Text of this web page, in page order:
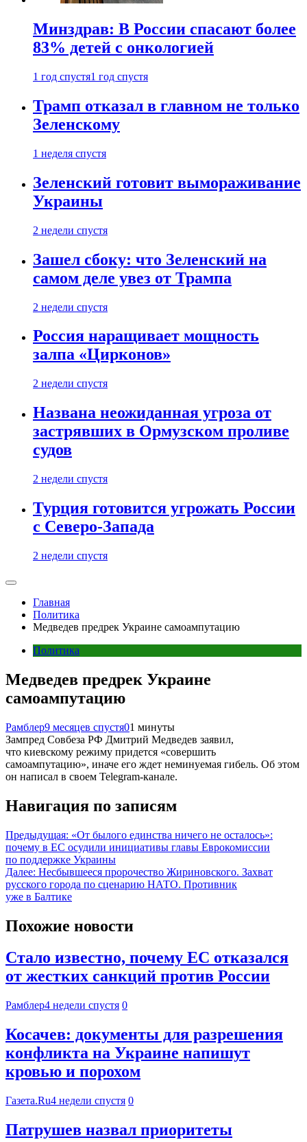
Минздрав: В России спасают более
83% детей с онкологией
1 год спустя1 год спустя
Трамп отказал в главном не только
Зеленскому
1 неделя спустя
Зеленский готовит вымораживание
Украины
2 недели спустя
Зашел сбоку: что Зеленский на
самом деле увез от Трампа
2 недели спустя
Россия наращивает мощность
залпа «Цирконов»
2 недели спустя
Названа неожиданная угроза от
застрявших в Ормузском проливе
судов
2 недели спустя
Турция готовится угрожать России
с Северо-Запада
2 недели спустя
Главная
Политика
Медведев предрек Украине самоампутацию
Политика
Медведев предрек Украине
самоампутацию
Рамблер9 месяцев спустя01 минуты
Зампред Совбеза РФ Дмитрий Медведев заявил,
что киевскому режиму придется «совершить
самоампутацию», иначе его ждет неминуемая гибель. Об этом
он написал в своем Telegram-канале.
Навигация по записям
Предыдущая: «От былого единства ничего не осталось»:
почему в ЕС осудили инициативы главы Еврокомиссии
по поддержке Украины
Далее: Несбывшееся пророчество Жириновского. Захват
русского города по сценарию НАТО. Противник
уже в Балтике
Похожие новости
Стало известно, почему ЕС отказался
от жестких санкций против России
Рамблер4 недели спустя 0
Косачев: документы для разрешения
конфликта на Украине напишут
кровью и порохом
Газета.Ru4 недели спустя 0
Патрушев назвал приоритеты